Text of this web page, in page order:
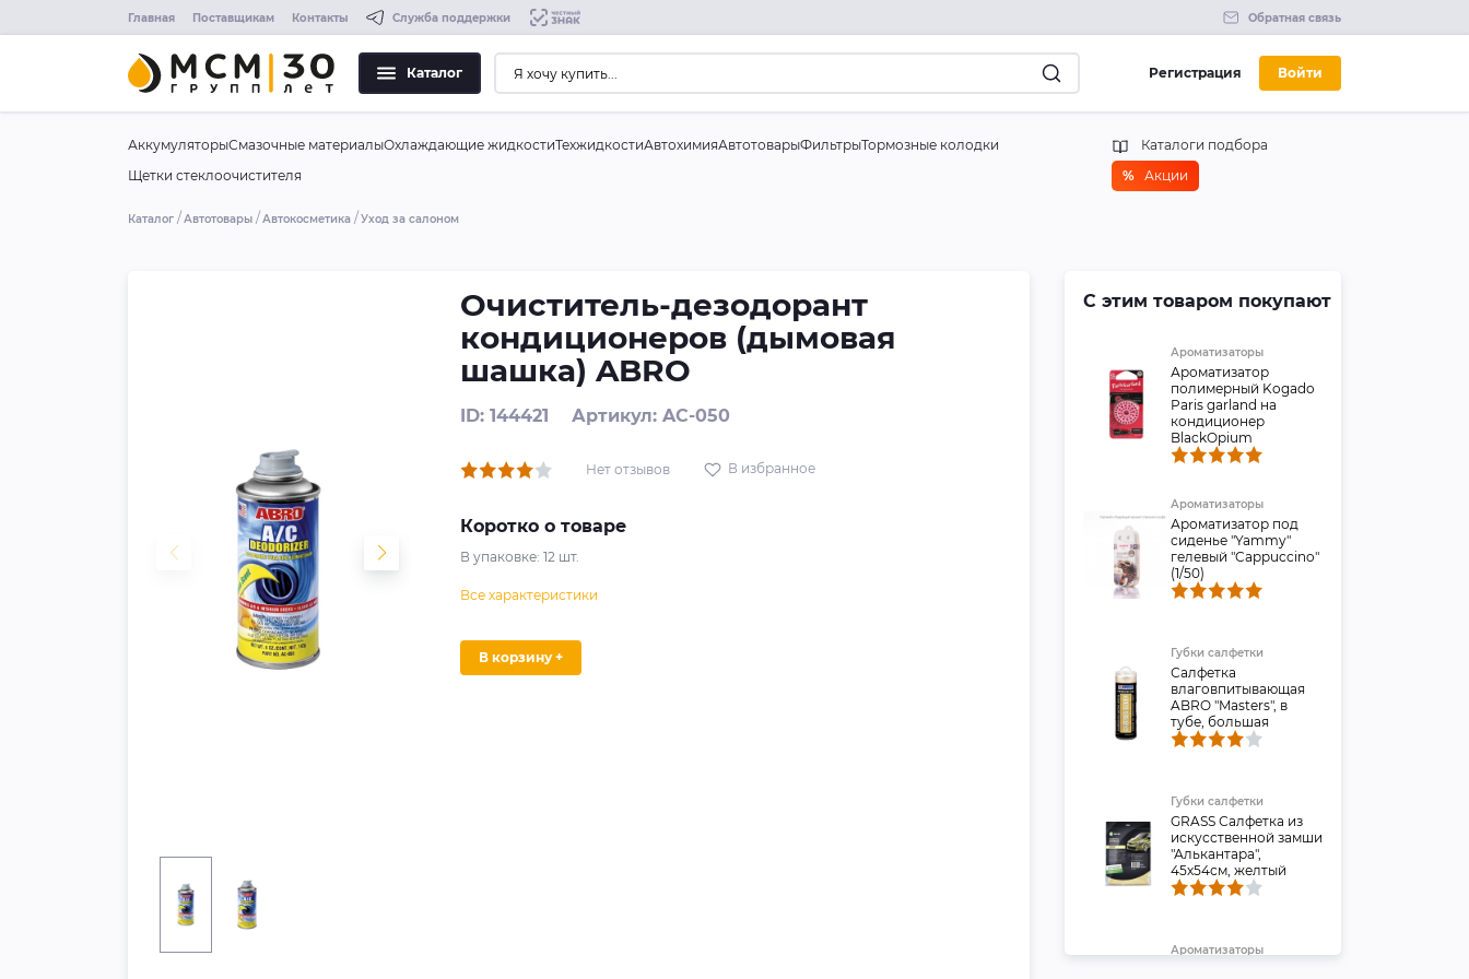
Главная Поставщикам Контакты Служба поддержки Обратная связь
Каталог Регистрация Войти
АккумуляторыСмазочные материалыОхлаждающие жидкостиТехжидкостиАвтохимияАвтотоварыФильтрыТормозные колодки
Щетки стеклоочистителя
Каталоги подбора
% Акции
Каталог Автотовары Автокосметика Уход за салоном
Очиститель-дезодорант
кондиционеров (дымовая
шашка) ABRO
ID: 144421 Артикул: AC-050
Нет отзывов В избранное
Коротко о товаре
В упаковке:12 шт.
Все характеристики
В корзину +
С этим товаром покупают
Ароматизаторы
Ароматизатор
полимерный Kogado
Paris garland на
кондиционер
BlackOpium
Ароматизаторы
Ароматизатор под
сиденье "Yammy"
гелевый "Cappuccino"
(1/50)
Губки салфетки
Салфетка
влаговпитывающая
ABRO "Masters", в
тубе, большая
Губки салфетки
GRASS Салфетка из
искусственной замши
"Алькантара",
45х54см, желтый
Ароматизаторы